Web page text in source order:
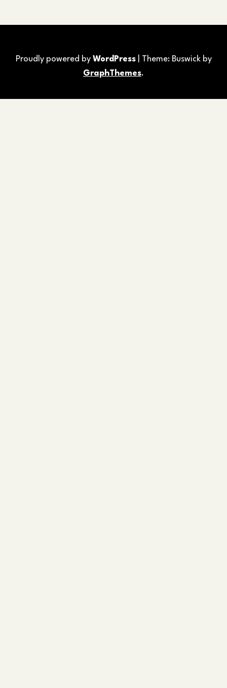
Proudly powered by WordPress
Theme: Buswick by
GraphThemes.